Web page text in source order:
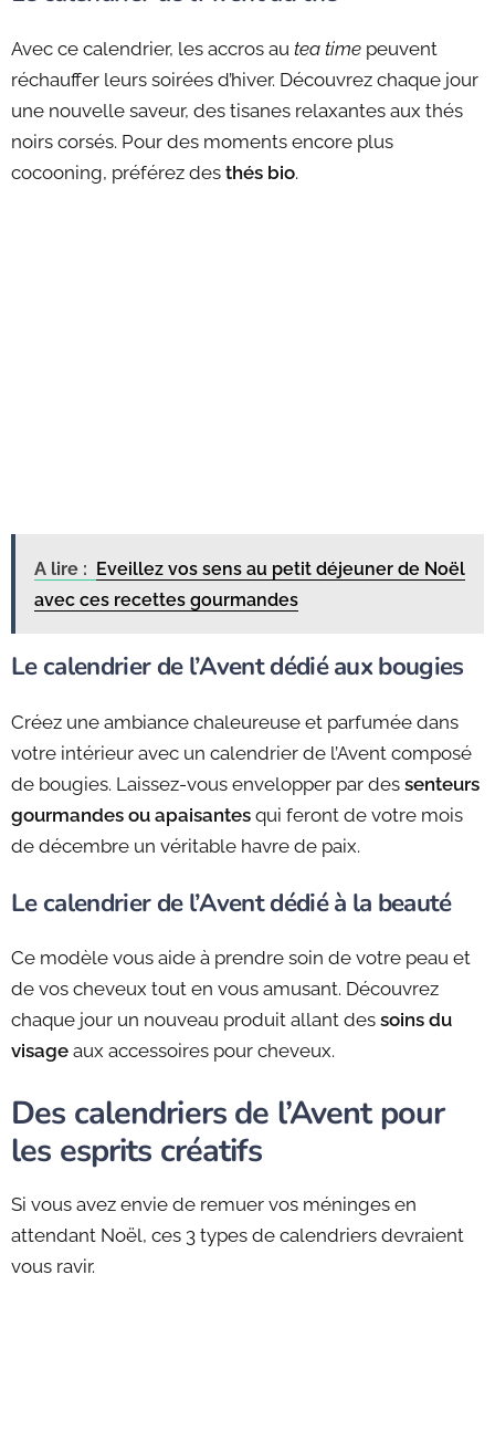
Avec ce calendrier, les accros au tea time peuvent
réchauffer leurs soirées d’hiver. Découvrez chaque jour
une nouvelle saveur, des tisanes relaxantes aux thés
noirs corsés. Pour des moments encore plus
cocooning, préférez des thés bio.
A lire :
Eveillez vos sens au petit déjeuner de Noël
avec ces recettes gourmandes
Le calendrier de l’Avent dédié aux bougies
Créez une ambiance chaleureuse et parfumée dans
votre intérieur avec un calendrier de l’Avent composé
de bougies. Laissez-vous envelopper par des senteurs
gourmandes ou apaisantes qui feront de votre mois
de décembre un véritable havre de paix.
Le calendrier de l’Avent dédié à la beauté
Ce modèle vous aide à prendre soin de votre peau et
de vos cheveux tout en vous amusant. Découvrez
chaque jour un nouveau produit allant des soins du
visage aux accessoires pour cheveux.
Des calendriers de l’Avent pour
les esprits créatifs
Si vous avez envie de remuer vos méninges en
attendant Noël, ces 3 types de calendriers devraient
vous ravir.